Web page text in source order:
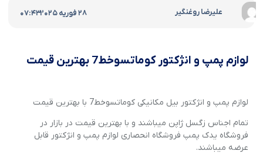
علیرضا روغنگیر 28 فوریه 2025 |
07:43
لوازم پمپ و انژکتور کوماتسوخط7 بهترین قیمت
لوازم پمپ و انژکتور بیل مکانیکی کوماتسوخط7 با بهترین قیمت
تمام اجناس زگسل ژاپن میباشند و با بهترین قیمت در بازار در
فروشگاه یدک پمپ فروشگاه انحصاری لوازم پمپ و انژکتور قابل
عرضه میباشند.